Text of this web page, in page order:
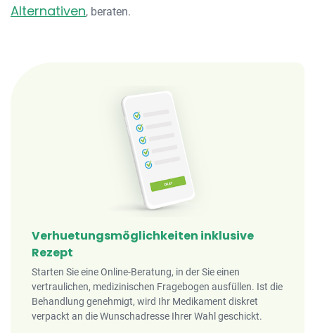
Alternativen, beraten.
Verhuetungsmöglichkeiten inklusive
Rezept
Starten Sie eine Online-Beratung, in der Sie einen
vertraulichen, medizinischen Fragebogen ausfüllen. Ist die
Behandlung genehmigt, wird Ihr Medikament diskret
verpackt an die Wunschadresse Ihrer Wahl geschickt.